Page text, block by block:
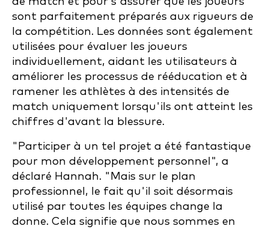
sont parfaitement préparés aux rigueurs de
la compétition. Les données sont également
utilisées pour évaluer les joueurs
individuellement, aidant les utilisateurs à
améliorer les processus de rééducation et à
ramener les athlètes à des intensités de
match uniquement lorsqu'ils ont atteint les
chiffres d'avant la blessure.
"Participer à un tel projet a été fantastique
pour mon développement personnel", a
déclaré Hannah. "Mais sur le plan
professionnel, le fait qu'il soit désormais
utilisé par toutes les équipes change la
donne. Cela signifie que nous sommes en